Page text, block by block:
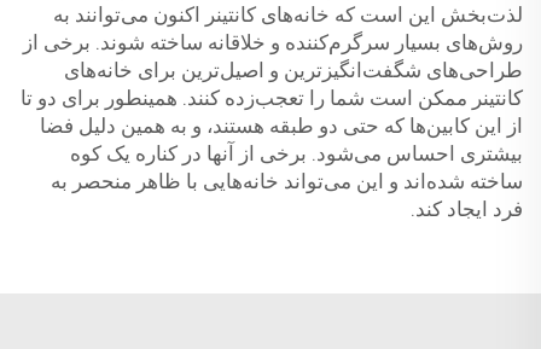
لذت‌بخش این است که خانه‌های کانتینر اکنون می‌توانند به
روش‌های بسیار سرگرم‌کننده و خلاقانه ساخته شوند. برخی از
طراحی‌های شگفت‌انگیزترین و اصیل‌ترین برای خانه‌های
کانتینر ممکن است شما را تعجب‌زده کنند. همینطور برای دو تا
از این کابین‌ها که حتی دو طبقه هستند، و به همین دلیل فضا
بیشتری احساس می‌شود. برخی از آنها در کناره یک کوه
ساخته شده‌اند و این می‌تواند خانه‌هایی با ظاهر منحصر به
فرد ایجاد کند.